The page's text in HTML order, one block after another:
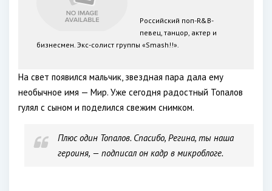
Российский поп-R&B-
певец, танцор, актер и
бизнесмен. Экс-солист группы «Smash!!».
На свет появился мальчик, звездная пара дала ему
необычное имя — Мир. Уже сегодня радостный Топалов
гулял с сыном и поделился свежим снимком.
Плюс один Топалов. Спасибо, Регина, ты наша
героиня, — подписал он кадр в микроблоге.